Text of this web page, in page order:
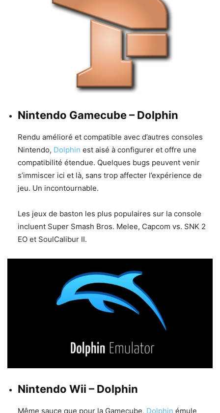
Nintendo Gamecube – Dolphin
Rendu amélioré et compatible avec d’autres consoles
Nintendo, Dolphin est aisé à configurer et offre une
compatibilité étendue. Quelques bugs peuvent venir
s’immiscer ici et là, sans trop affecter l’expérience de
jeu. Un incontournable.
Les jeux de baston les plus populaires sur la console
incluent Super Smash Bros. Melee, Capcom vs. SNK 2
EO et SoulCalibur II.
Nintendo Wii – Dolphin
Même sauce que pour la Gamecube, Dolphin émule